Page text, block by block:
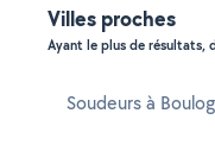
Villes proches
Ayant le plus de résultats,
Soudeurs à